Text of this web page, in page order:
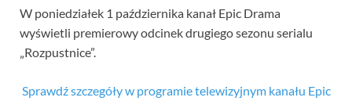
W poniedziałek 1 października kanał Epic Drama
wyświetli premierowy odcinek drugiego sezonu serialu
„Rozpustnice”.
Sprawdź szczegóły w programie telewizyjnym kanału Epic